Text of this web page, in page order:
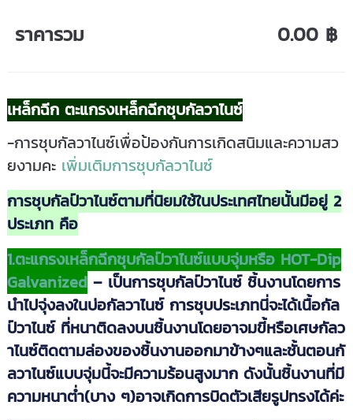
ราคารวม 0.00 ฿
เหล็กฉีก ตะแกรงเหล็กฉีกชุบกัลวาไนซ์
-การชุบกัลวาไนซ์เพื่อป้องกันการเกิดสนิมและความสว
ยงามคะ เพิ่มเติมการชุบกัลวาไนซ์
การชุบกัลป์วาไนซ์ตามที่นิยมใช้ในประเทศไทยนั้นมีอยู่ 2
ประเภท คือ
1.ตะแกรงเหล็กฉีกชุบกัลป์วาไนซ์แบบจุ่มหรือ HOT-Dip
Galvanized – เป็นการชุบกัลป์วาไนซ์ ชิ้นงานโดยการ
นำไปจุ่งลงในบ่อกัลวาไนซ์ การชุบประเภทนี่จะได้เนื้อกัล
ป์วาไนซ์ ที่หนาติดลงบนชิ้นงานโดยอาจมขี้หรือเศษกัลว
าไนซ์ติดตามล่องของชิ้นงานออกมาข้างๆและชั้นตอนกั
ลวาไนซ์แบบจุ่มนี้จะมีความร้อนสูงมาก ดังนั้นชิ้นงานที่มี
ความหนาต่ำ(บาง ๆ)อาจเกิดการบิดตัวเสียรูปทรงได้ค่ะ